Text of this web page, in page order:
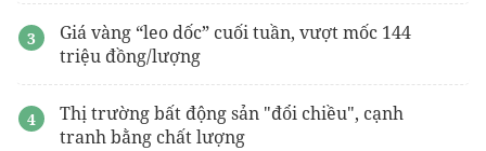
Giá vàng “leo dốc” cuối tuần, vượt mốc 144
triệu đồng/lượng
Thị trường bất động sản "đổi chiều", cạnh
tranh bằng chất lượng